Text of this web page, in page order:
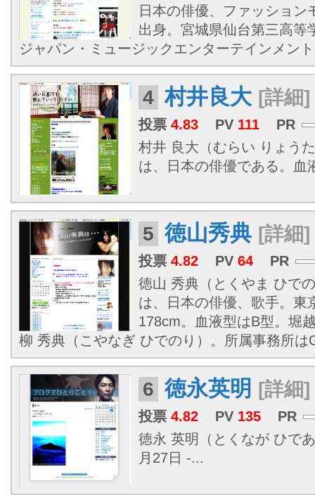
日本の俳優、ファッション
出身。宮城県仙台第三高等
ジャパン・ミュージックエンターテインメン
4 村井良大 [詳細]
投票 4.83 PV 111
PR
村井 良大（むらい りょう
は、日本の俳優である。血
5 徳山秀典 [詳細]
投票 4.82 PV 64
PR
徳山 秀典（とくやま ひで
は、日本の俳優、歌手。東
178cm。血液型はB型。堀
柳 秀典（こやなぎ ひでのり）。所属事務所は
6 徳永英明 [詳細]
投票 4.82 PV 135
PR
徳永 英明（とくなが ひで
月27日 -...